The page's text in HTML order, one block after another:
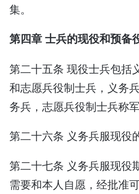
集。
第四章 士兵的现役和预备
第二十五条 现役士兵包括
和志愿兵役制士兵，义务
务兵，志愿兵役制士兵称军
第二十六条 义务兵服现役
第二十七条 义务兵服现役
需要和本人自愿，经批准